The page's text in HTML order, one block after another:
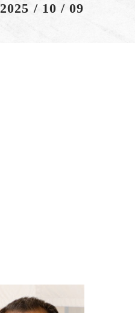
2025 / 10 / 09